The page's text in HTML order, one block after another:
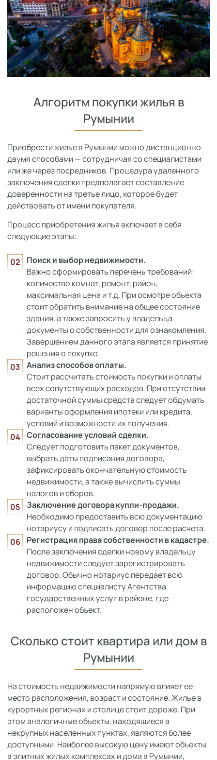
Алгоритм покупки жилья в
Румынии
Приобрести жилье в Румынии можно дистанционно
двумя способами — сотрудничая со специалистами
или же через посредников. Процедура удаленного
заключения сделки предполагает составление
доверенности на третье лицо, которое будет
действовать от имени покупателя.
Процесс приобретения жилья включает в себя
следующие этапы:
Поиск и выбор недвижимости.
Важно сформировать перечень требований:
количество комнат, ремонт, район,
максимальная цена и т.д. При осмотре объекта
стоит обратить внимание на общее состояние
здания, а также запросить у владельца
документы о собственности для ознакомления.
Завершением данного этапа является принятие
решения о покупке.
Анализ способов оплаты.
Стоит рассчитать стоимость покупки и оплаты
всех сопутствующих расходов. При отсутствии
достаточной суммы средств следует обдумать
варианты оформления ипотеки или кредита,
условий и возможности их получения.
Согласование условий сделки.
Следует подготовить пакет документов,
выбрать даты подписания договора,
зафиксировать окончательную стоимость
недвижимости, а также вычислить суммы
налогов и сборов.
Заключение договора купли-продажи.
Необходимо предоставить всю документацию
нотариусу и подписать договор после расчета.
Регистрация права собственности в кадастре.
После заключения сделки новому владельцу
недвижимости следует зарегистрировать
договор. Обычно нотариус передает всю
информацию специалисту Агентства
государственных услуг в районе, где
расположен объект.
Сколько стоит квартира или дом в
Румынии
На стоимость недвижимости напрямую влияет ее
место расположения, возраст и состояние. Жилье в
курортных регионах и столице стоит дороже. При
этом аналогичные объекты, находящиеся в
некрупных населенных пунктах, являются более
доступными. Наиболее высокую цену имеют объекты
в элитных жилых комплексах и дома в Румынии,